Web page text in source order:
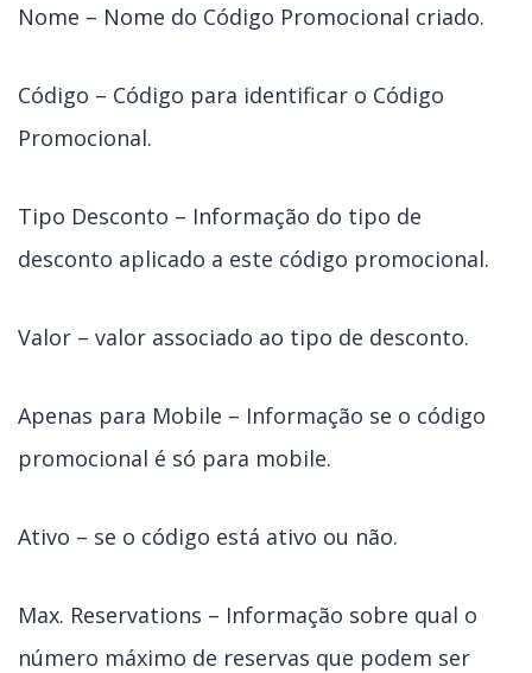
Nome – Nome do Código Promocional criado.
Código – Código para identificar o Código
Promocional.
Tipo Desconto – Informação do tipo de
desconto aplicado a este código promocional.
Valor – valor associado ao tipo de desconto.
Apenas para Mobile – Informação se o código
promocional é só para mobile.
Ativo – se o código está ativo ou não.
Max. Reservations – Informação sobre qual o
número máximo de reservas que podem ser